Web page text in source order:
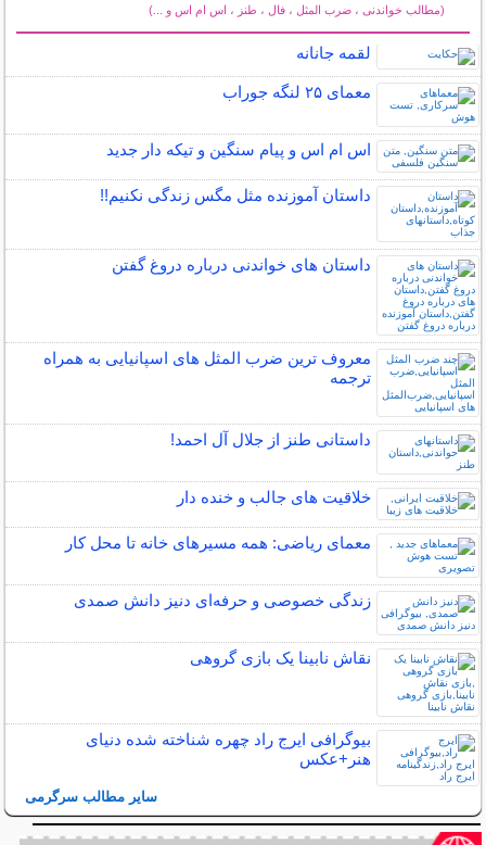
(مطالب خواندنی ، ضرب المثل ، فال ، طنز ، اس ام اس و ...)
لقمه جانانه
معمای ۲۵ لنگه جوراب
اس ام اس و پیام سنگین و تیکه دار جدید
داستان آموزنده مثل مگس زندگی نکنیم!!
داستان های خواندنی درباره دروغ گفتن
معروف ترین ضرب المثل های اسپانیایی به همراه
ترجمه
داستانی طنز از جلال آل احمد!
خلاقیت های جالب و خنده دار
معمای ریاضی: همه مسیرهای خانه تا محل کار
زندگی خصوصی و حرفه‌ای دنیز دانش صمدی
نقاش نابینا یک بازی گروهی
بیوگرافی ایرج راد چهره شناخته شده دنیای
هنر+عکس
سایر مطالب سرگرمی